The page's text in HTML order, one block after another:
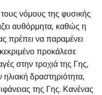
νόμους της φυσικής
αυθόρμητα, καθώς η
πρέπει να παραμένει
προκάλεσε
στην τροχιά της Γης,
δραστηριότητα,
της Γης. Κανένας